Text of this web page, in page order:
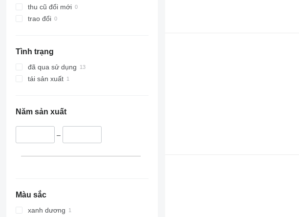
thu cũ đổi mới
trao đổi
Tình trạng
đã qua sử dụng
tái sản xuất
Năm sản xuất
–
Màu sắc
xanh dương